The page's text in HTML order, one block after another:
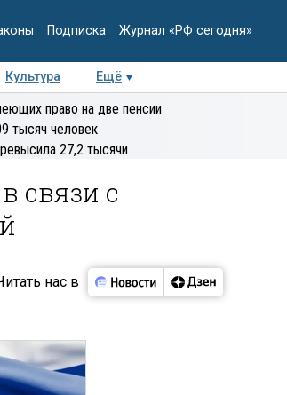
Подписка Журнал «РФ сегодня»
Культура Ещё
Колумнисты
Деловая
право на две пенсии
тысяч человек
27,2 тысячи
связи с
нас в